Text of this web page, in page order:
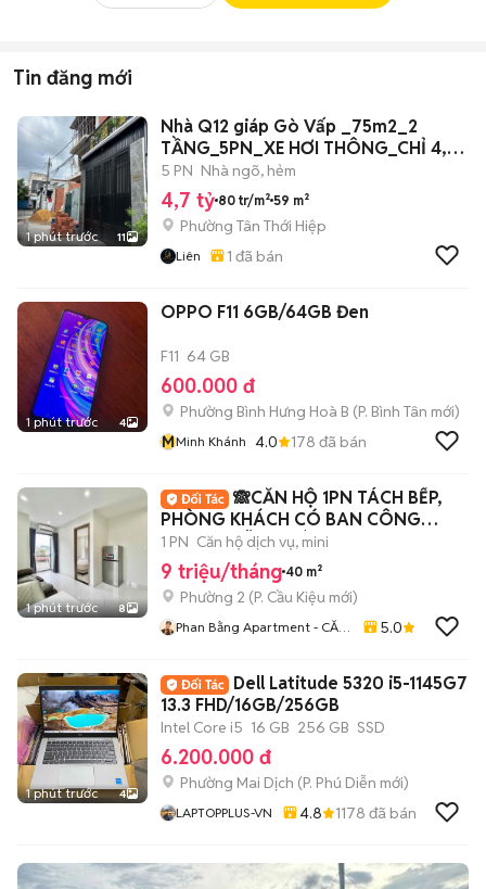
Tin đăng mới
1 phút trước 11
Nhà Q12 giáp Gò Vấp _75m2_2
TẦNG_5PN_XE HƠI THÔNG_CHỈ 4,7
Tỷ
5 PN Nhà ngõ, hẻm
4,7 tỷ 80 tr/m² 59 m²
Phường Tân Thới Hiệp
Liên 1 đã bán
1 phút trước 4
OPPO F11 6GB/64GB Đen
F11 64 GB
600.000 đ
Phường Bình Hưng Hoà B (P. Bình Tân mới)
MMinh Khánh 4.0 178 đã bán
1 phút trước 8
🙈CĂN HỘ 1PN TÁCH BẾP,
PHÒNG KHÁCH CÓ BAN CÔNG
NGAY NGÃ 4 PHÚ NHUẬN🙉
1 PN Căn hộ dịch vụ, mini
9 triệu/tháng 40 m²
Phường 2 (P. Cầu Kiệu mới)
Phan Bằng Apartment - CĂN
5.0
1 phút trước 4
Dell Latitude 5320 i5-1145G7
13.3 FHD/16GB/256GB
Intel Core i5 16 GB 256 GB SSD
6.200.000 đ
Phường Mai Dịch (P. Phú Diễn mới)
LAPTOPPLUS-VN 4.8 1178 đã bán